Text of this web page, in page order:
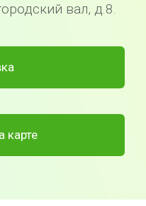
вал, д.8.
карте